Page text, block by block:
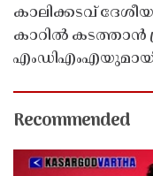
കാലിക്കടവ്
കാറിൽ കടത്താൻ
എംഡിഎംഎയുമായി
Recommended